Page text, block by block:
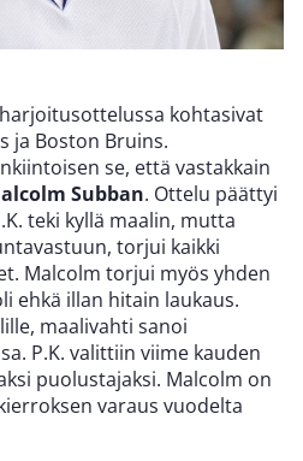
kohtasivat
ja Boston Bruins.
se, että vastakkain
Subban. Ottelu päättyi
teki kyllä maalin, mutta
torjui kaikki
Malcolm torjui myös yhden
ehkä illan hitain laukaus.
maalivahti sanoi
P.K. valittiin viime kauden
puolustajaksi. Malcolm on
varaus vuodelta